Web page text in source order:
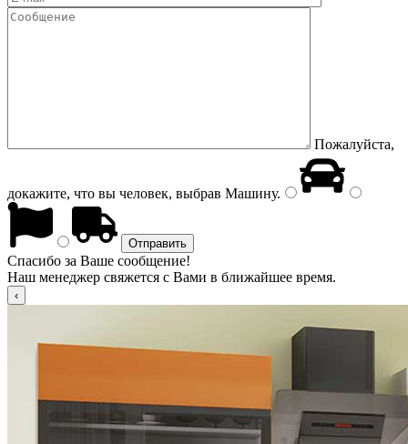
Пожалуйста,
докажите, что вы человек, выбрав Машину.
Спасибо за Ваше сообщение!
Наш менеджер свяжется с Вами в ближайшее время.